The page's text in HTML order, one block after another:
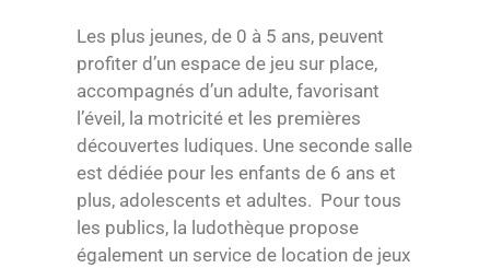
Les plus jeunes, de 0 à 5 ans, peuvent
profiter d’un espace de jeu sur place,
accompagnés d’un adulte, favorisant
l’éveil, la motricité et les premières
découvertes ludiques. Une seconde salle
est dédiée pour les enfants de 6 ans et
plus, adolescents et adultes. Pour tous
les publics, la ludothèque propose
également un service de location de jeux